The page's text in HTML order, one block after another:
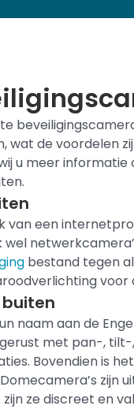
wat de voordelen
u meer
van een
wel
bestand tegen
voor
buiten
naam aan de
met pan-,
Bovendien is
zijn
ze discreet en